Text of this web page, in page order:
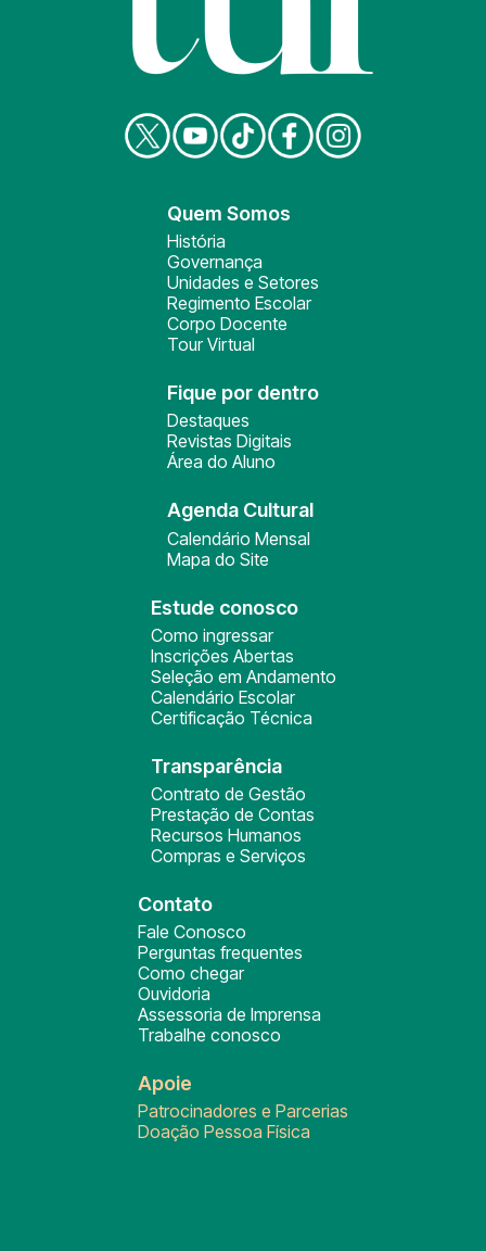
Quem Somos
História
Governança
Unidades e Setores
Regimento Escolar
Corpo Docente
Tour Virtual
Fique por dentro
Destaques
Revistas Digitais
Área do Aluno
Agenda Cultural
Calendário Mensal
Mapa do Site
Estude conosco
Como ingressar
Inscrições Abertas
Seleção em Andamento
Calendário Escolar
Certificação Técnica
Transparência
Contrato de Gestão
Prestação de Contas
Recursos Humanos
Compras e Serviços
Contato
Fale Conosco
Perguntas frequentes
Como chegar
Ouvidoria
Assessoria de Imprensa
Trabalhe conosco
Apoie
Patrocinadores e Parcerias
Doação Pessoa Física